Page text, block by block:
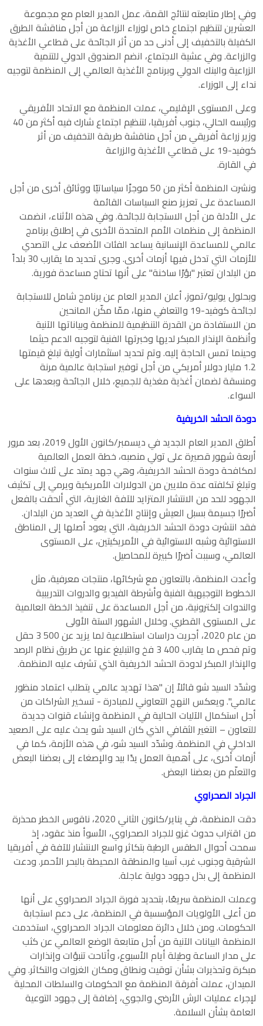
وفي إطار متابعته لنتائج القمة، عمل المدير العام مع مجموعة
العشرين لتنظيم اجتماع خاص لوزراء الزراعة من أجل مناقشة الطرق
الكفيلة بالتخفيف إلى أدنى حد من أثر الجائحة على قطاعي الأغذية
والزراعة. وفي عشية الاجتماع، انضم الصندوق الدولي للتنمية
الزراعية والبنك الدولي وبرنامج الأغذية العالمي إلى المنظمة لتوجيه
نداء إلى الوزراء.
وعلى المستوى الإقليمي، عملت المنظمة مع الاتحاد الأفريقي
ورئيسه الحالي، جنوب أفريقيا، لتنظيم اجتماع شارك فيه أكثر من 40
وزير زراعة أفريقي من أجل مناقشة طريقة التخفيف من أثر
كوفيد-19 على قطاعي الأغذية والزراعة
في القارة.
ونشرت المنظمة أكثر من 50 موجزًا سياساتيًا ووثائق أخرى من أجل
المساعدة على تعزيز صنع السياسات القائمة
على الأدلة من أجل الاستجابة للجائحة. وفي هذه الأثناء، انضمت
المنظمة إلى منظمات الأمم المتحدة الأخرى في إطلاق برنامج
عالمي للمساعدة الإنسانية يساعد الفئات الأضعف على التصدي
للأزمات التي تدخل فيها أزمات أخرى. وجرى تحديد ما يقارب 30 بلداً
من البلدان تعتبر "بؤرًا ساخنة" على أنها تحتاج مساعدة فورية.
وبحلول يوليو/تموز، أعلن المدير العام عن برنامج شامل للاستجابة
لجائحة كوفيد-19 والتعافي منها، ممّا مكّن المانحين
من الاستفادة من القدرة التنظيمية للمنظمة وبياناتها الآنية
وأنظمة الإنذار المبكر لديها وخبرتها الفنية لتوجيه الدعم حيثما
وحينما تمس الحاجة إليه. وتم تحديد استثمارات أولية تبلغ قيمتها
1.2 مليار دولار أمريكي من أجل توفير استجابة عالمية مرنة
ومنسقة لضمان أغذية مغذية للجميع، خلال الجائحة وبعدها على
السواء.
دودة الحشد الخريفية
أطلق المدير العام الجديد في ديسمبر/كانون الأول 2019، بعد مرور
أربعة شهور قصيرة على تولي منصبه، خطة العمل العالمية
لمكافحة دودة الحشد الخريفية، وهي جهد يمتد على ثلاث سنوات
وتبلغ تكلفته عدة ملايين من الدولارات الأمريكية ويرمي إلى تكثيف
الجهود للحد من الانتشار المتزايد للآفة الغازية، التي ألحقت بالفعل
أضررًا جسيمة بسبل العيش وإنتاج الأغذية في العديد من البلدان.
فقد انتشرت دودة الحشد الخريفية، التي يعود أصلها إلى المناطق
الاستوائية وشبه الاستوائية في الأمريكيتين، على المستوى
العالمي، وسببت أضررًا كبيرة للمحاصيل.
وأعدت المنظمة، بالتعاون مع شركائها، منتجات معرفية، مثل
الخطوط التوجيهية الفنية وأشرطة الفيديو والدروات التدريبية
والندوات إلكترونية، من أجل المساعدة على تنفيذ الخطة العالمية
على المستوى القطري. وخلال الشهور الستة الأولى
من عام 2020، أجريت دراسات استطلاعية لما يزيد عن 500 3 حقل
وتم فحص ما يقارب 400 3 فخ والتبليغ عنها عن طريق نظام الرصد
والإنذار المبكر لدودة الحشد الخريفية الذي تشرف عليه المنظمة.
وشدّد السيد شو قائلاً إن "هذا تهديد عالمي يتطلب اعتماد منظور
عالمي". ويعكس النهج التعاوني للمبادرة - تسخير الشراكات من
أجل استكمال الآليات الحالية في المنظمة وإنشاء قنوات جديدة
للتعاون – التغير الثقافي الذي كان السيد شو يحث عليه على الصعيد
الداخلي في المنظمة. وشدّد السيد شو، في هذه الأزمة، كما في
أزمات أخرى، على أهمية العمل يدًا بيد والإصغاء إلى بعضنا البعض
والتعلّم من بعضنا البعض.
الجراد الصحراوي
دقت المنظمة، في يناير/كانون الثاني 2020، ناقوس الخطر محذرة
من اقتراب حدوث غزو للجراد الصحراوي، الأسوأ منذ عقود، إذ
سمحت أحوال الطقس الرطبة بتكاثر واسع الانتشار للآفة في أفريقيا
الشرقية وجنوب غرب آسيا والمنطقة المحيطة بالبحر الأحمر. ودعت
المنظمة إلى بذل جهود دولية عاجلة.
وعملت المنظمة سريعًا، بتحديد فورة الجراد الصحراوي على أنها
من أعلى الأولويات المؤسسية في المنظمة، على دعم استجابة
الحكومات. ومن خلال دائرة معلومات الجراد الصحراوي، استخدمت
المنظمة البيانات الآنية من أجل متابعة الوضع العالمي عن كثب
على مدار الساعة وطيلة أيام الأسبوع، وأتاحت تنبؤات وإنذارات
مبكرة وتحذيرات بشأن توقيت ونطاق ومكان الغزوات والتكاثر. وفي
الميدان، عملت أفرقة المنظمة مع الحكومات والسلطات المحلية
لإجراء عمليات الرش الأرضي والجوي، إضافة إلى جهود التوعية
العامة بشأن السلامة.